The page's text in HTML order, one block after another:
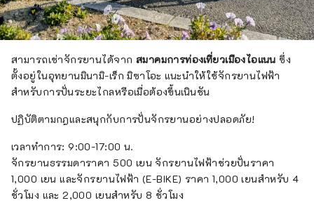
สามารถเช่าจักรยานได้จาก สมาคมการท่องเที่ยวเมืองไอแนน ซึ่ง
ตั้งอยู่ในอุทยานมินามิ-เร็ก มิซาโอะ แนะนำให้ใช้จักรยานไฟฟ้า
สำหรับการปั่นระยะไกลหรือเมื่อต้องขึ้นเนินชัน
ปฏิบัติตามกฎและสนุกกับการปั่นจักรยานอย่างปลอดภัย!
เวลาทำการ: 9:00-17:00 น.
จักรยานธรรมดาราคา 500 เยน จักรยานไฟฟ้าช่วยปั่นราคา
1,000 เยน และจักรยานไฟฟ้า (E-BIKE) ราคา 1,000 เยนสำหรับ 4
ชั่วโมง และ 2,000 เยนสำหรับ 8 ชั่วโมง